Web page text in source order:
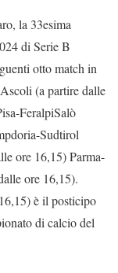
la 33esima
di Serie B
otto match in
(a partire dalle
FeralpiSalò
Sudtirol
ore 16,15) Parma-
ore 16,15).
è il posticipo
di calcio del